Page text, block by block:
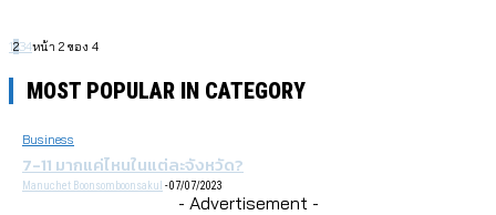
1234หน้า 2 ของ 4
MOST POPULAR IN CATEGORY
Business
7-11 มากแค่ไหนในแต่ละจังหวัด?
Manuchet Boonsomboonsakul -07/07/2023
- Advertisement -